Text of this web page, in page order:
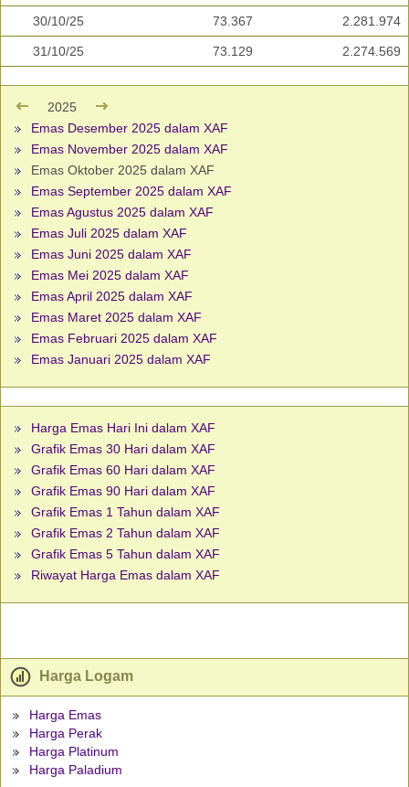
30/10/25 73.367 2.281.974
31/10/25 73.129 2.274.569
2025
Emas Desember 2025 dalam XAF
Emas November 2025 dalam XAF
Emas Oktober 2025 dalam XAF
Emas September 2025 dalam XAF
Emas Agustus 2025 dalam XAF
Emas Juli 2025 dalam XAF
Emas Juni 2025 dalam XAF
Emas Mei 2025 dalam XAF
Emas April 2025 dalam XAF
Emas Maret 2025 dalam XAF
Emas Februari 2025 dalam XAF
Emas Januari 2025 dalam XAF
Harga Emas Hari Ini dalam XAF
Grafik Emas 30 Hari dalam XAF
Grafik Emas 60 Hari dalam XAF
Grafik Emas 90 Hari dalam XAF
Grafik Emas 1 Tahun dalam XAF
Grafik Emas 2 Tahun dalam XAF
Grafik Emas 5 Tahun dalam XAF
Riwayat Harga Emas dalam XAF
Harga Logam
Harga Emas
Harga Perak
Harga Platinum
Harga Paladium